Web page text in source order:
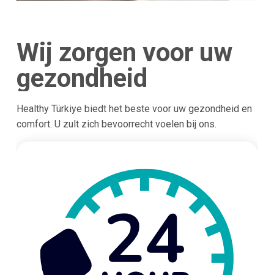
Wij zorgen voor uw
gezondheid
Healthy Türkiye biedt het beste voor uw gezondheid en
comfort. U zult zich bevoorrecht voelen bij ons.